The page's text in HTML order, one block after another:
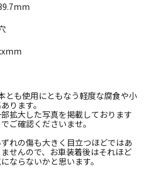
とも使用にともなう軽度な腐食や小
ります。
拡大した写真を掲載しております
ご確認くださいませ。
れの傷も大きく目立つほどではあ
ませんので、お車装着後はそれほど
ならないかと思います。